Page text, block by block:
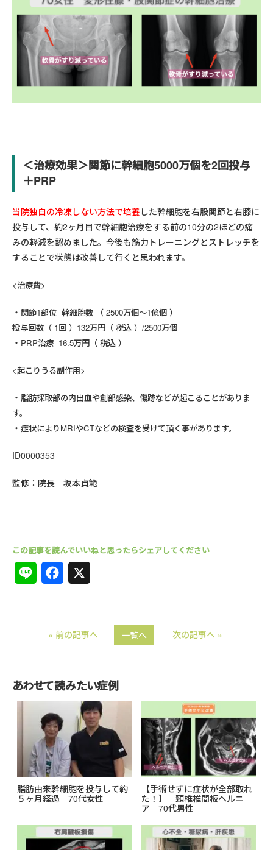
＜治療効果＞関節に幹細胞5000万個を2回投与
＋PRP
当院独自の冷凍しない方法で培養 した幹細胞を右股関節と右膝に
投与して、約2ヶ月目で幹細胞治療をする前の10分の2ほどの痛
みの軽減を認めました。今後も筋力トレーニングとストレッチを
することで状態は改善して行くと思われます。
<治療費>
関節1部位 幹細胞数 （ 2500万個～1億個 ）
投与回数（ 1回 ）132万円（ 税込 ）/2500万個
PRP治療 16.5万円（ 税込 ）
<起こりうる副作用>
脂肪採取部の内出血や創部感染、傷跡などが起こることがありま
す。
症状によりMRIやCTなどの検査を受けて頂く事があります。
ID0000353
監修：院長 坂本貞範
e
o
o
k
« 前の記事へ 一覧へ 次の記事へ »
あわせて読みたい症例
脂肪由来幹細胞を投与して約
５ヶ月経過 70代女性
【手術せずに症状が全部取れ
た！】 頸椎椎間板ヘルニ
ア 70代男性